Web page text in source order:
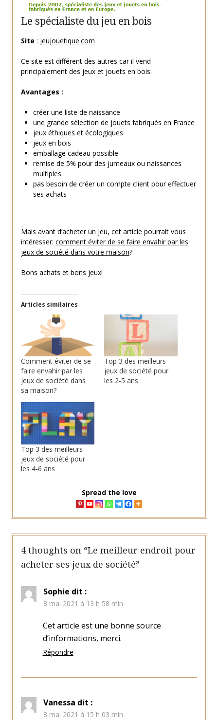
Le spécialiste du jeu en bois
Site : jeujouetique.com
Ce site est différent des autres car il vend
principalement des jeux et jouets en bois.
Avantages :
créer une liste de naissance
une grande sélection de jouets fabriqués en France
jeux éthiques et écologiques
jeux en bois
emballage cadeau possible
remise de 5% pour des jumeaux ou naissances
multiples
pas besoin de créer un compte client pour effectuer
ses achats
Mais avant d’acheter un jeu, cet article pourrait vous
intéresser: comment éviter de se faire envahir par les
jeux de société dans votre maison?
Bons achats et bons jeux!
Articles similaires
Comment éviter de se
faire envahir par les
jeux de société dans
sa maison?
Top 3 des meilleurs
jeux de société pour
les 2-5 ans
Top 3 des meilleurs
jeux de société pour
les 4-6 ans
Spread the love
4 thoughts on “Le meilleur endroit pour
acheter ses jeux de société”
Sophie dit :
8 mai 2021 à 13 h 58 min
Cet article est une bonne source
d’informations, merci.
Répondre
Vanessa dit :
8 mai 2021 à 15 h 03 min